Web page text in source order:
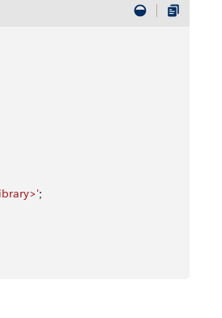
;